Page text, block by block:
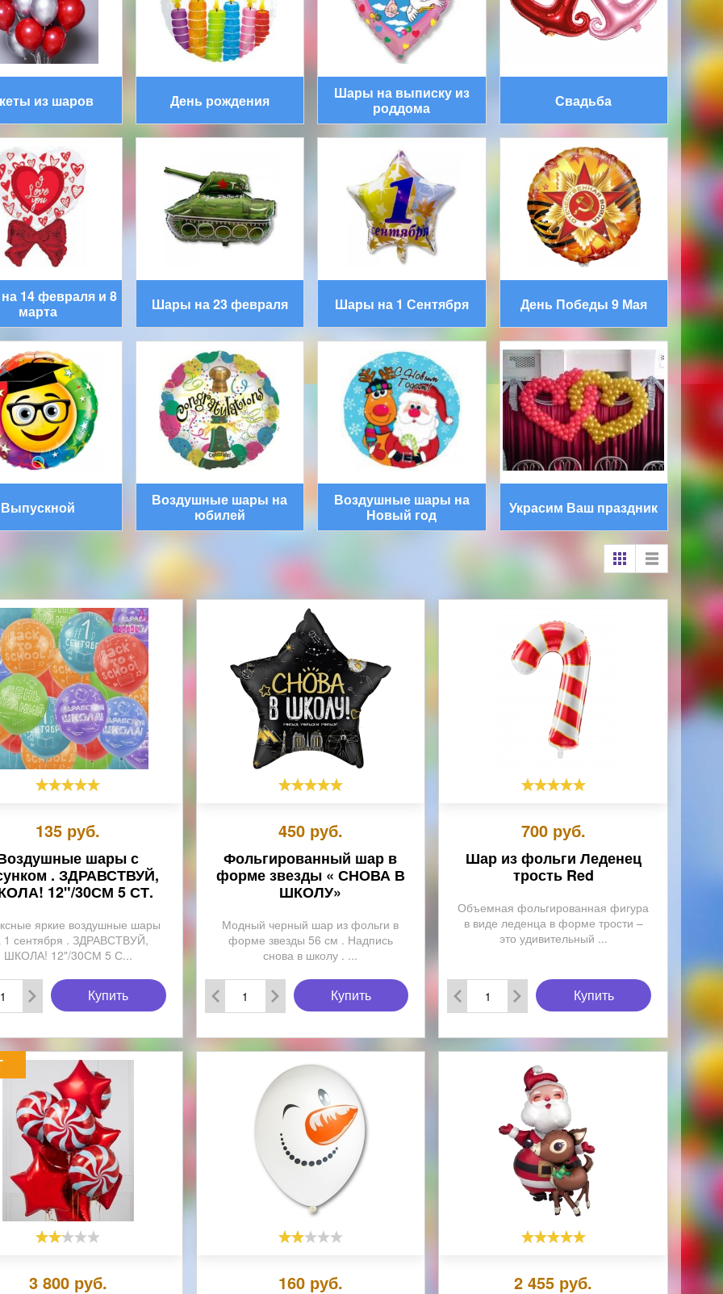
из шаров День рождения
Шары на выписку из
роддома
Свадьба
14 февраля и 8
марта
Шары на 23 февраля Шары на 1 Сентября День Победы 9 Мая
Выпускной
Воздушные шары на
юбилей
Воздушные шары на
Новый год
Украсим Ваш праздник
135 руб.
шары с
. ЗДРАВСТВУЙ,
12"/30СМ 5 СТ.
яркие воздушные шары
1 сентября . ЗДРАВСТВУЙ,
ШКОЛА! 12"/30СМ 5 С...
Купить
450 руб.
Фольгированный шар в
форме звезды « СНОВА В
ШКОЛУ»
Модный черный шар из фольги в
форме звезды 56 см . Надпись
снова в школу . ...
Купить
700 руб.
Шар из фольги Леденец
трость Red
Объемная фольгированная фигура
в виде леденца в форме трости –
это удивительный ...
Купить
3 800 руб. 160 руб. 2 455 руб.